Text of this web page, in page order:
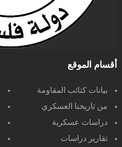
أقسام الموقع
بيانات كتائب المقاومة
من تاريخنا العسكري
دراسات عسكرية
تقارير دراسات